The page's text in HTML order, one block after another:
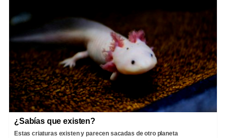
¿Sabías que existen?
Estas criaturas existen y parecen sacadas de otro planeta